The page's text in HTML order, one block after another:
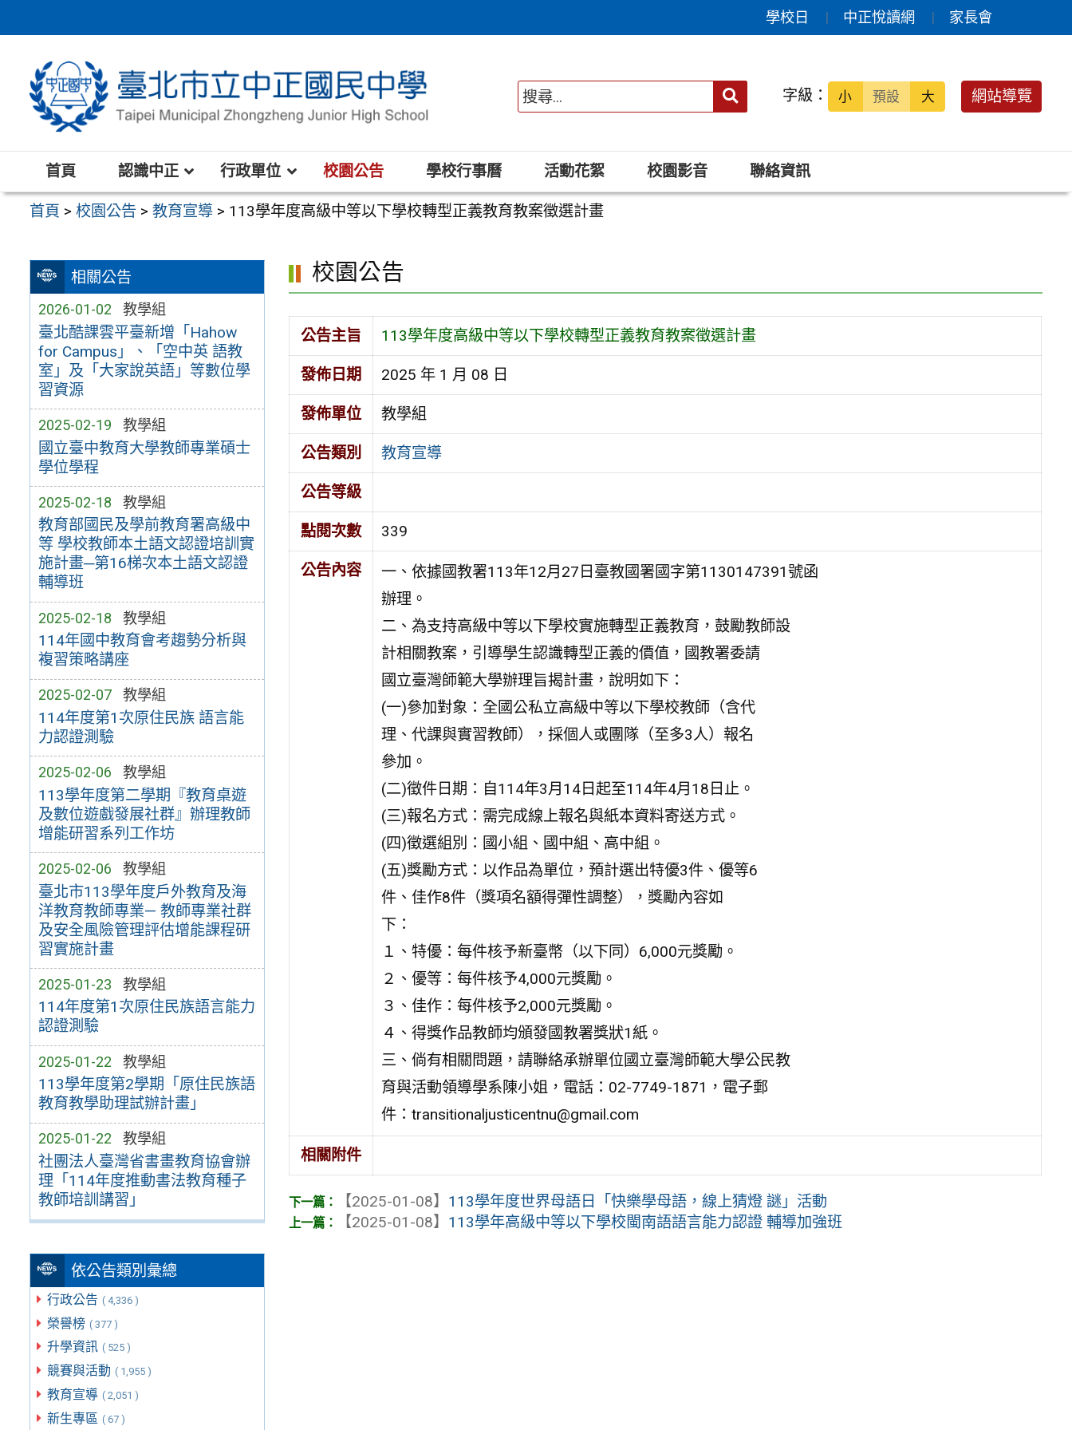
至
區
學校日 中正悅讀網 家長會
送出 字級： 小 預設 大 網站導覽
首頁 認識中正 行政單位 校園公告 學校行事曆 活動花絮 校園影音 聯絡資訊
首頁 >校園公告 >教育宣導 > 113學年度高級中等以下學校轉型正義教育教案徵選計畫
相關公告
2026-01-02 教學組
臺北酷課雲平臺新增「Hahow
for Campus」、「空中英 語教
室」及「大家說英語」等數位學
習資源
2025-02-19 教學組
國立臺中教育大學教師專業碩士
學位學程
2025-02-18 教學組
教育部國民及學前教育署高級中
等 學校教師本土語文認證培訓實
施計畫─第16梯次本土語文認證
輔導班
2025-02-18 教學組
114年國中教育會考趨勢分析與
複習策略講座
2025-02-07 教學組
114年度第1次原住民族 語言能
力認證測驗
2025-02-06 教學組
113學年度第二學期『教育桌遊
及數位遊戲發展社群』辦理教師
增能研習系列工作坊
2025-02-06 教學組
臺北市113學年度戶外教育及海
洋教育教師專業— 教師專業社群
及安全風險管理評估增能課程研
習實施計畫
2025-01-23 教學組
114年度第1次原住民族語言能力
認證測驗
2025-01-22 教學組
113學年度第2學期「原住民族語
教育教學助理試辦計畫」
2025-01-22 教學組
社團法人臺灣省書畫教育協會辦
理「114年度推動書法教育種子
教師培訓講習」
依公告類別彙總
行政公告 ( 4,336 )
榮譽榜 ( 377 )
升學資訊 ( 525 )
競賽與活動 ( 1,955 )
教育宣導 ( 2,051 )
新生專區 ( 67 )
校園公告
公告主旨 113學年度高級中等以下學校轉型正義教育教案徵選計畫
發佈日期 2025 年 1 月 08 日
發佈單位 教學組
公告類別 教育宣導
公告等級
點閱次數 339
公告內容
一、依據國教署113年12月27日臺教國署國字第1130147391號函
辦理。
二、為支持高級中等以下學校實施轉型正義教育，鼓勵教師設
計相關教案，引導學生認識轉型正義的價值，國教署委請
國立臺灣師範大學辦理旨揭計畫，說明如下：
(一)參加對象：全國公私立高級中等以下學校教師（含代
理、代課與實習教師），採個人或團隊（至多3人）報名
參加。
(二)徵件日期：自114年3月14日起至114年4月18日止。
(三)報名方式：需完成線上報名與紙本資料寄送方式。
(四)徵選組別：國小組、國中組、高中組。
(五)獎勵方式：以作品為單位，預計選出特優3件、優等6
件、佳作8件（獎項名額得彈性調整），獎勵內容如
下：
１、特優：每件核予新臺幣（以下同）6,000元獎勵。
２、優等：每件核予4,000元獎勵。
３、佳作：每件核予2,000元獎勵。
４、得獎作品教師均頒發國教署獎狀1紙。
三、倘有相關問題，請聯絡承辦單位國立臺灣師範大學公民教
育與活動領導學系陳小姐，電話：02-7749-1871，電子郵
件：transitionaljusticentnu@gmail.com
相關附件
【2025-01-08】 113學年度世界母語日「快樂學母語，線上猜燈 謎」活動
【2025-01-08】 113學年高級中等以下學校閩南語語言能力認證 輔導加強班